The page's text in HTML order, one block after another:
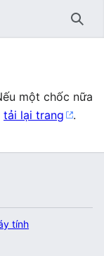
Tìm
một chốc nữa
tải lại trang .
tính